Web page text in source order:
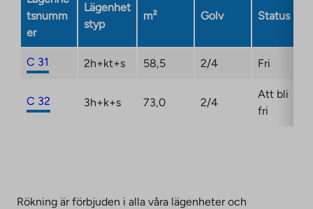
tsnumm
er
Lägenhet
styp
m² Golv Status
C 31 2h+kt+s 58,5 2/4 Fri
C 32 3h+k+s 73,0 2/4
Att bli
fri
Rökning är förbjuden i alla våra lägenheter och